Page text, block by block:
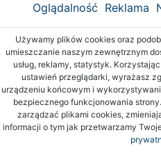
Oglądalność Reklama
Używamy plików cookies oraz
umieszczanie naszym zewnętrznym
usług, reklamy, statystyk.
ustawień przeglądarki, wyrażasz
urządzeniu końcowym i
bezpiecznego funkcjonowania
zarządzać plikami cookies,
informacji o tym jak przetwarzamy